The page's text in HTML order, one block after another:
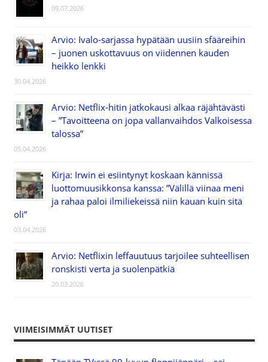
09.07.2026
Arvio: Ivalo-sarjassa hypätään uusiin sfääreihin
– juonen uskottavuus on viidennen kauden
heikko lenkki
30.04.2026
Arvio: Netflix-hitin jatkokausi alkaa räjähtävästi
– ”Tavoitteena on jopa vallanvaihdos Valkoisessa
talossa”
05.04.2026
Kirja: Irwin ei esiintynyt koskaan kännissä
luottomuusikkonsa kanssa: ”Välillä viinaa meni
ja rahaa paloi ilmiliekeissä niin kauan kuin sitä
oli”
03.04.2026
Arvio: Netflixin leffauutuus tarjoilee suhteellisen
ronskisti verta ja suolenpätkiä
20.03.2026
VIIMEISIMMÄT UUTISET